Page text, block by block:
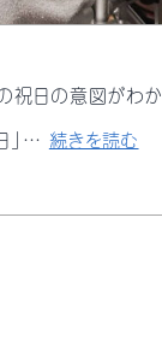
の祝日の意図がわか
」… 続きを読む